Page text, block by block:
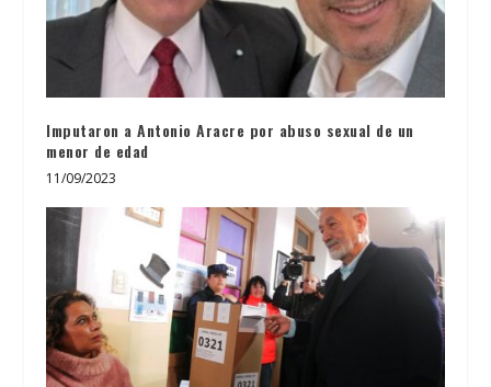
Imputaron a Antonio Aracre por abuso sexual de un
menor de edad
11/09/2023